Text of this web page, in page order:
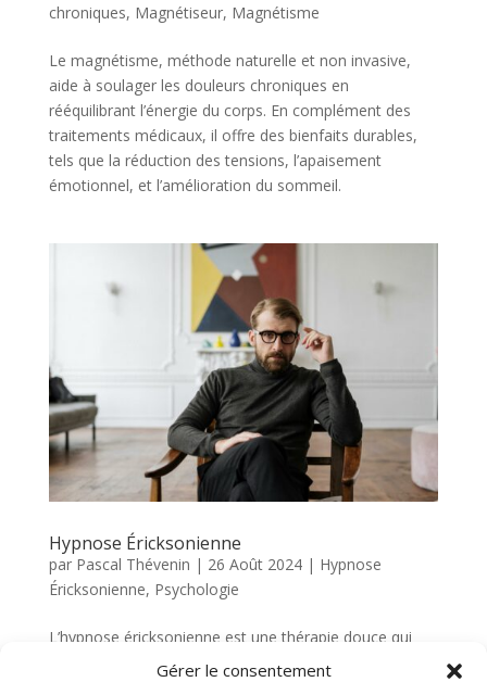
Gérer le consentement
chroniques, Magnétiseur, Magnétisme
Le magnétisme, méthode naturelle et non invasive,
aide à soulager les douleurs chroniques en
rééquilibrant l’énergie du corps. En complément des
traitements médicaux, il offre des bienfaits durables,
tels que la réduction des tensions, l’apaisement
émotionnel, et l’amélioration du sommeil.
Hypnose Éricksonienne
par Pascal Thévenin | 26 Août 2024| Hypnose
Éricksonienne, Psychologie
L’hypnose éricksonienne est une thérapie douce qui
utilise des suggestions indirectes et des métaphores